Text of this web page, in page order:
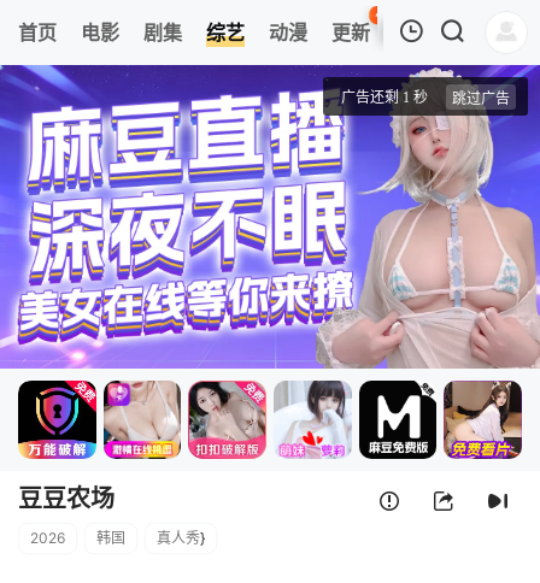
首页 电影 剧集 综艺 动漫 更新
41
热榜 APP
我的观影记录
1
豆豆农场
清空
豆豆农场
2026 韩国 真人秀}